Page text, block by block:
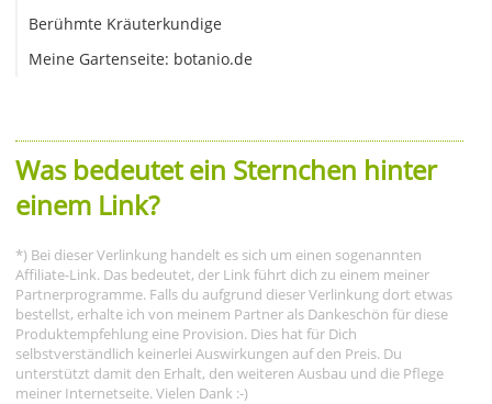
Berühmte Kräuterkundige
Meine Gartenseite: botanio.de
Was bedeutet ein Sternchen hinter
einem Link?
*) Bei dieser Verlinkung handelt es sich um einen sogenannten
Affiliate-Link. Das bedeutet, der Link führt dich zu einem meiner
Partnerprogramme. Falls du aufgrund dieser Verlinkung dort etwas
bestellst, erhalte ich von meinem Partner als Dankeschön für diese
Produktempfehlung eine Provision. Dies hat für Dich
selbstverständlich keinerlei Auswirkungen auf den Preis. Du
unterstützt damit den Erhalt, den weiteren Ausbau und die Pflege
meiner Internetseite. Vielen Dank :-)